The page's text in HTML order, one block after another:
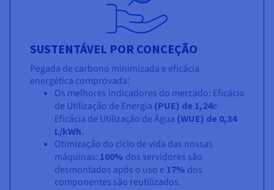
SUSTENTÁVEL POR CONCEÇÃO
Pegada de carbono minimizada e eficácia
energética comprovada:
Os melhores indicadores do mercado: Eficácia
de Utilização de Energia (PUE) de 1,24e
Eficácia de Utilização de Água (WUE) de 0,34
L/kWh.
Otimização do ciclo de vida das nossas
máquinas: 100% dos servidores são
desmontados após o uso e 17% dos
componentes são reutilizados.